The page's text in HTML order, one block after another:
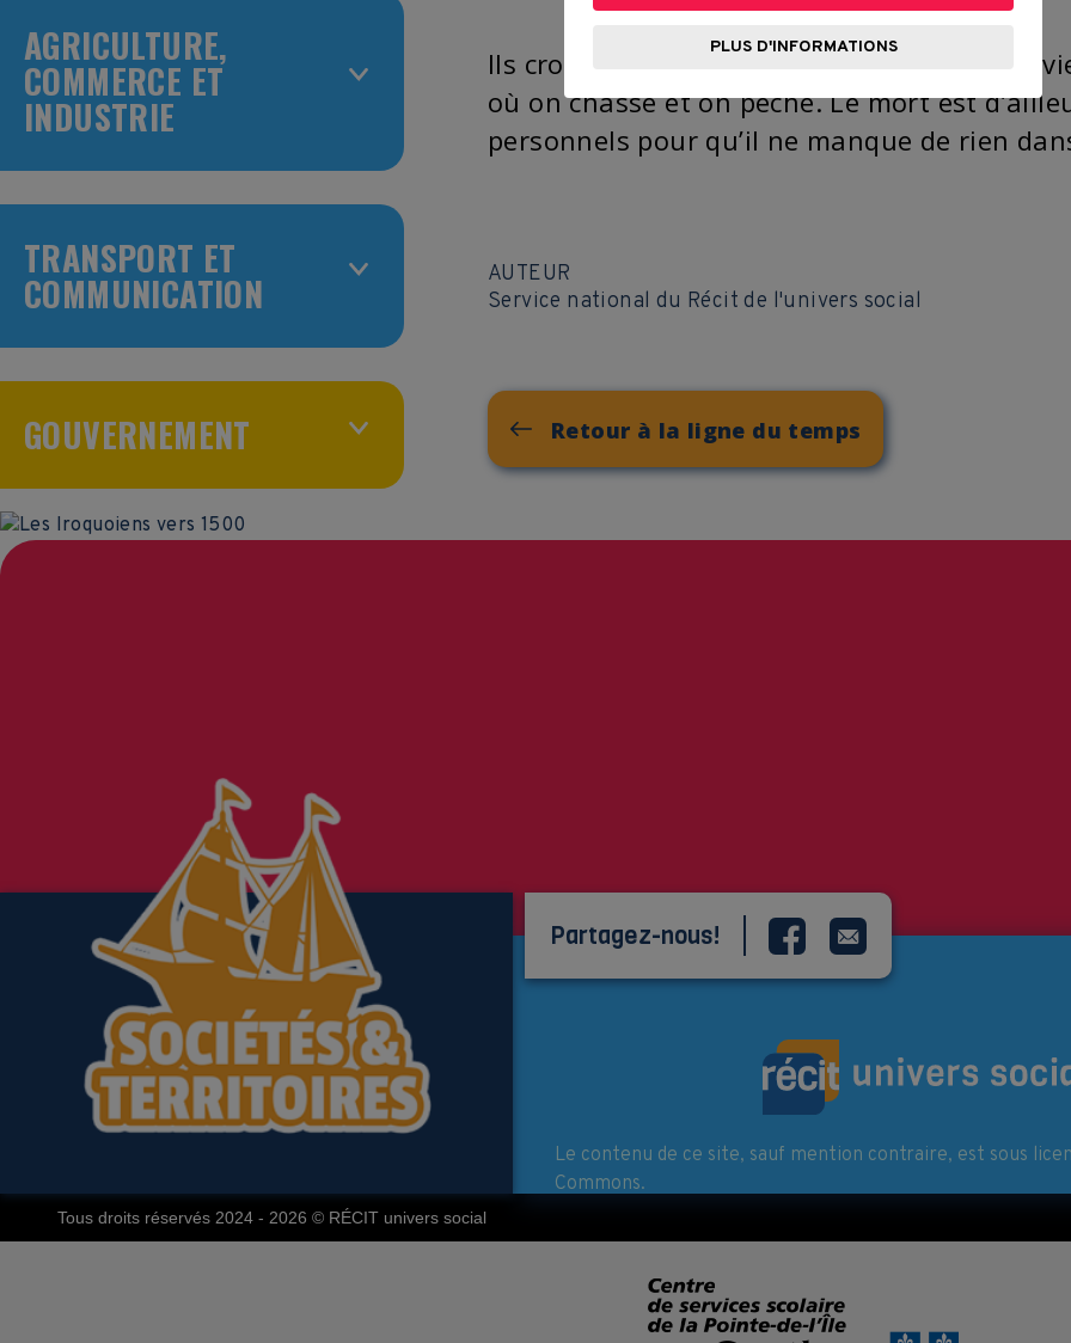
AGRICULTURE,
COMMERCE ET
INDUSTRIE
TRANSPORT ET
COMMUNICATION
GOUVERNEMENT
Ils croient aussi à la vie après la mort, une
où on chasse et on pêche. Le mort est
personnels pour qu’il ne manque de rien
AUTEUR
Service national du Récit de l'univers social
Retour à la ligne du temps
Le contenu de ce site, sauf mention contraire, est sous
Commons.
Partagez-nous!
Tous droits réservés 2024 - 2026 © RÉCIT univers social
PLUS D'INFORMATIONS